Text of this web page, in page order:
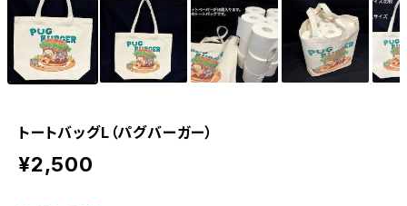
トートバッグL（パグバーガー）
¥2,500